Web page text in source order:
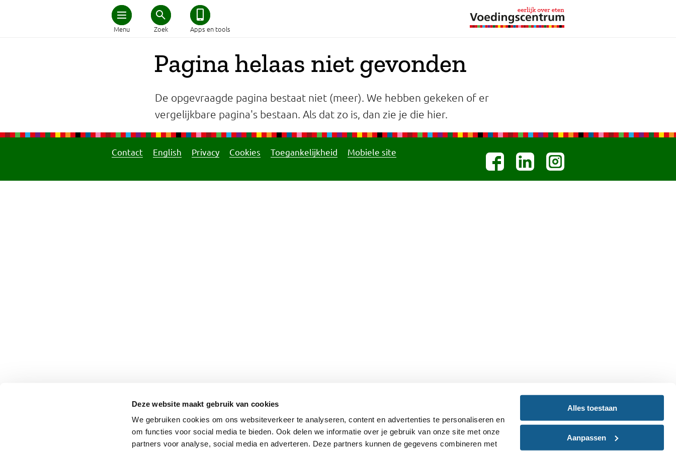
Deze website maakt gebruik van cookies
We gebruiken cookies om ons websiteverkeer te analyseren, content en advertenties te personaliseren en
om functies voor social media te bieden. Ook delen we informatie over je gebruik van onze site met onze
partners voor analyse, social media en adverteren. Deze partners kunnen de gegevens combineren met
Alles toestaan
Aanpassen
Menu Zoek Apps en tools
Home
Schijf van Vijf
Afvallen
Zwanger en kind
Pagina helaas niet gevonden
De opgevraagde pagina bestaat niet (meer). We hebben gekeken of er
vergelijkbare pagina's bestaan. Als dat zo is, dan zie je die hier.
Contact English Privacy Cookies Toegankelijkheid Mobiele site